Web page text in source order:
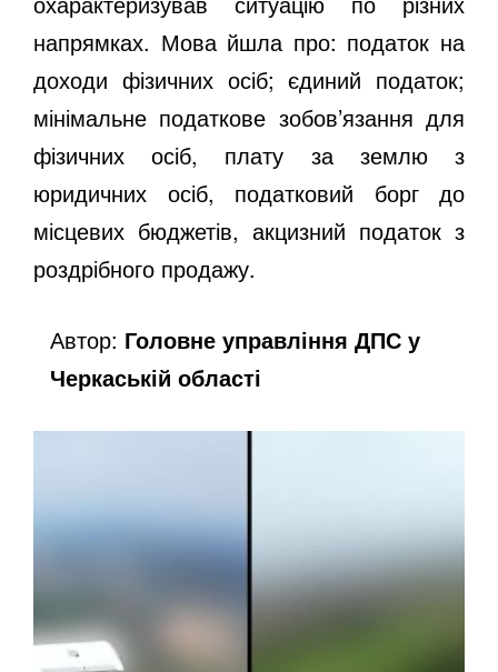
напрямках. Мова йшла про: податок на
доходи фізичних осіб; єдиний податок;
мінімальне податкове зобов’язання для
фізичних осіб, плату за землю з
юридичних осіб, податковий борг до
місцевих бюджетів, акцизний податок з
роздрібного продажу.
Автор: Головне управління ДПС у
Черкаській області